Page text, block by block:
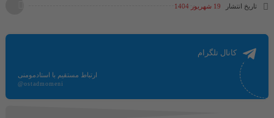
تاریخ انتشار 19 شهریور 1404
کانال تلگرام
ارتباط مستقیم با استادمومنی
@ostadmomeni